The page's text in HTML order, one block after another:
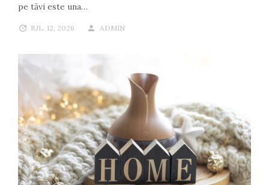
pe tăvi este una…
IUL. 12, 2026 ADMIN